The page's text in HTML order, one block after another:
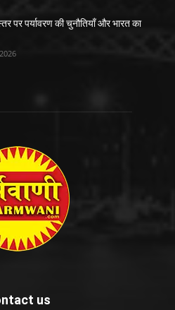
पर पर्यावरण की चुनौतियाँ और भारत का
us